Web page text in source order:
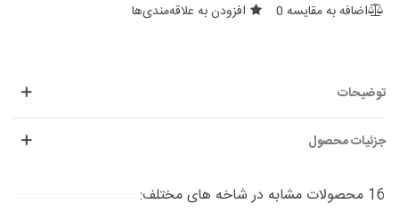
اضافه به مقایسه 0 افزودن به علاقه‌مندی‌ها
توضیحات
جزئیات محصول
16 محصولات مشابه در شاخه های مختلف: